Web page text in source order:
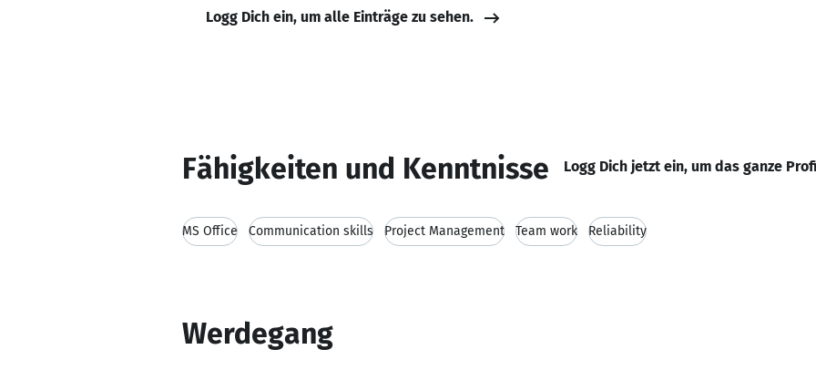
Logg Dich ein, um alle Einträge zu sehen.
Fähigkeiten und Kenntnisse Logg Dich jetzt ein, um das ganze
MS Office Communication skills Project Management Team work Reliability
Werdegang